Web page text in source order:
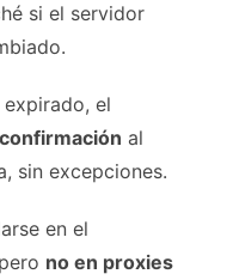
si el servidor
el
al
sin excepciones.
en el
no en proxies